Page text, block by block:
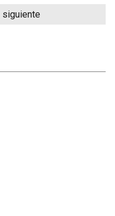
siguiente